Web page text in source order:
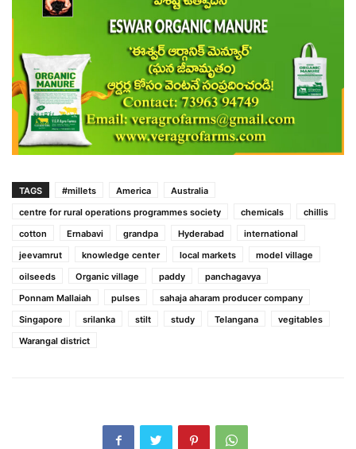
TAGS #millets America
Australia
centre for rural operations programmes society
chemicals
chillis
cotton
Ernabavi grandpa Hyderabad
international
jeevamrut
knowledge center local markets
model village
oilseeds
Organic village paddy
panchagavya
Ponnam Mallaiah
pulses
sahaja aharam producer company
Singapore
srilanka stilt study Telangana
vegitables
Warangal district